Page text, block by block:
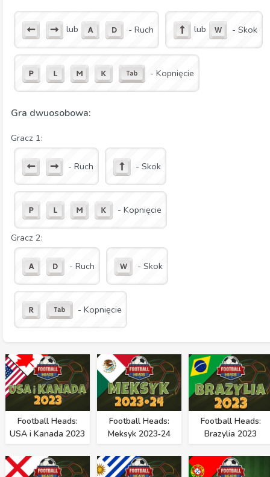
lub - Ruch lub - Skok
- Kopnięcie
Gra dwuosobowa:
Gracz 1:
- Ruch - Skok
- Kopnięcie
Gracz 2:
- Ruch - Skok
- Kopnięcie
Football Heads:
USA i Kanada 2023
Football Heads:
Meksyk 2023‑24
Football Heads:
Brazylia 2023